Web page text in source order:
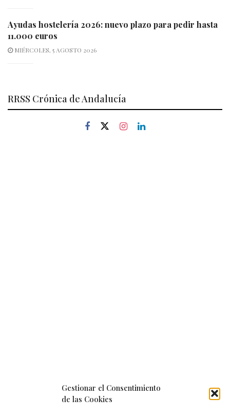
Gestionar el Consentimiento
de las Cookies
Ayudas hostelería 2026: nuevo plazo para pedir hasta
11.000 euros
MIÉRCOLES, 5 AGOSTO 2026
RRSS Crónica de Andalucía